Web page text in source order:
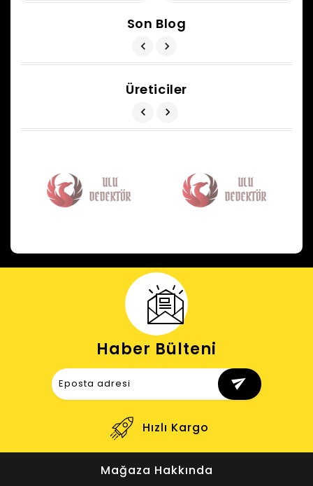
Son Blog
Üreticiler
Haber Bülteni
send
Hızlı Kargo
Mağaza Hakkında